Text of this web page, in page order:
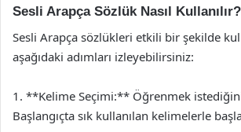
Sesli Arapça Sözlük Nasıl Kullanılır?
Sesli Arapça sözlükleri etkili bir şekilde
aşağıdaki adımları izleyebilirsiniz:
1. **Kelime Seçimi:** Öğrenmek
Başlangıçta sık kullanılan kelimelerle